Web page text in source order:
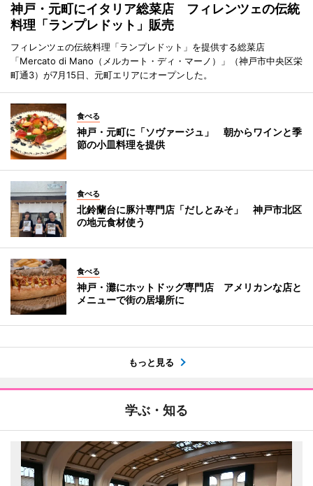
神戸・元町にイタリア総菜店 フィレンツェの伝統
料理「ランプレドット」販売
フィレンツェの伝統料理「ランプレドット」を提供する総菜店
「Mercato di Mano（メルカート・ディ・マーノ）」（神戸市中央区栄
町通3）が7月15日、元町エリアにオープンした。
食べる
神戸・元町に「ソヴァージュ」 朝からワインと季
節の小皿料理を提供
食べる
北鈴蘭台に豚汁専門店「だしとみそ」 神戸市北区
の地元食材使う
食べる
神戸・灘にホットドッグ専門店 アメリカンな店と
メニューで街の居場所に
もっと見る
学ぶ・知る